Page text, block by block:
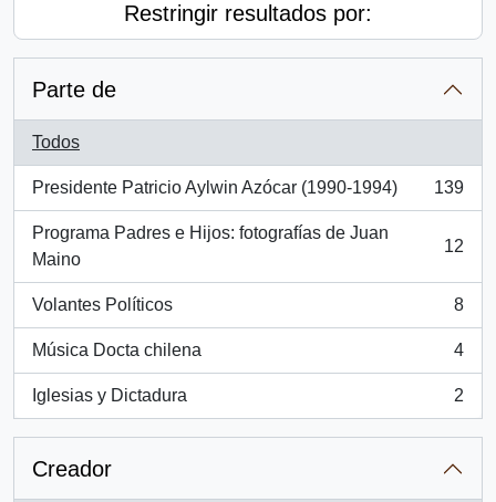
Restringir resultados por:
Parte de
Todos
Presidente Patricio Aylwin Azócar (1990-1994)
, 139 resultados
139
Programa Padres e Hijos: fotografías de Juan
Maino
, 12 resultados
12
Volantes Políticos
, 8 resultados
8
Música Docta chilena
, 4 resultados
4
Iglesias y Dictadura
, 2 resultados
2
Creador